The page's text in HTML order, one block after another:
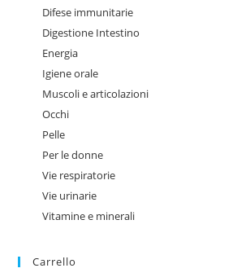
Difese immunitarie
Digestione Intestino
Energia
Igiene orale
Muscoli e articolazioni
Occhi
Pelle
Per le donne
Vie respiratorie
Vie urinarie
Vitamine e minerali
Carrello